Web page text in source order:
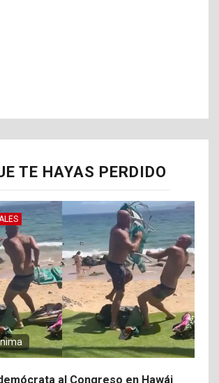
TE HAYAS PERDIDO
al Congreso en Hawái